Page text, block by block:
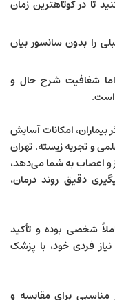
تا در کوتاهترین زمان
را بدون سانسور بیان
اما شفافیت شرح حال و
است.
امکانات آسایش
و تجربه زیسته. تهران
و اعصاب به شما می‌دهد،
دقیق روند درمان،
شخصی بوده و تأکید
فردی خود، با پزشک
مناسبی برای مقایسه و